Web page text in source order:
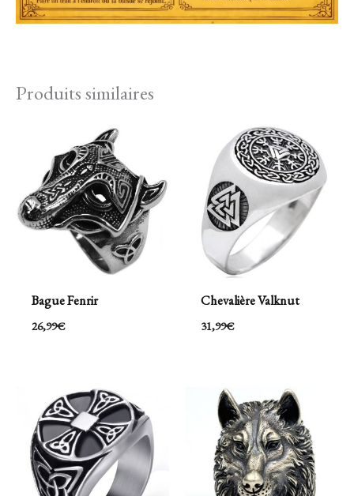
Produits similaires
Bague Fenrir
26,99€
Chevalière Valknut
31,99€